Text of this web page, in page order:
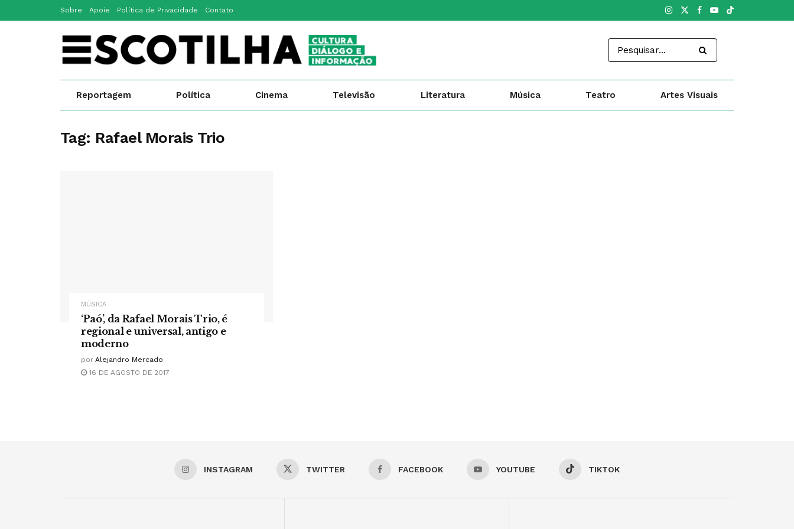
Sobre Apoie Política de Privacidade Contato
Reportagem Política Cinema Televisão Literatura Música Teatro Artes Visuais
Tag: Rafael Morais Trio
MÚSICA
‘Paó’, da Rafael Morais Trio, é
regional e universal, antigo e
moderno
por Alejandro Mercado
16 DE AGOSTO DE 2017
INSTAGRAM TWITTER FACEBOOK YOUTUBE TIKTOK